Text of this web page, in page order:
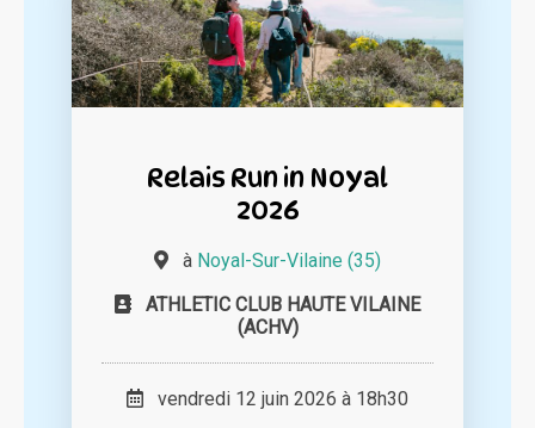
Relais Run in Noyal
2026
à Noyal-Sur-Vilaine (35)
ATHLETIC CLUB HAUTE VILAINE
(ACHV)
vendredi 12 juin 2026 à 18h30